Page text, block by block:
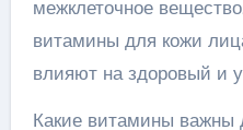
межклеточное
витамины для кожи
влияют на здоровый и
Какие витамины важны